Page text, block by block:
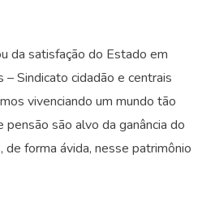
da satisfação do Estado em
Sindicato cidadão e centrais
vivenciando um mundo tão
são alvo da ganância do
forma ávida, nesse patrimônio